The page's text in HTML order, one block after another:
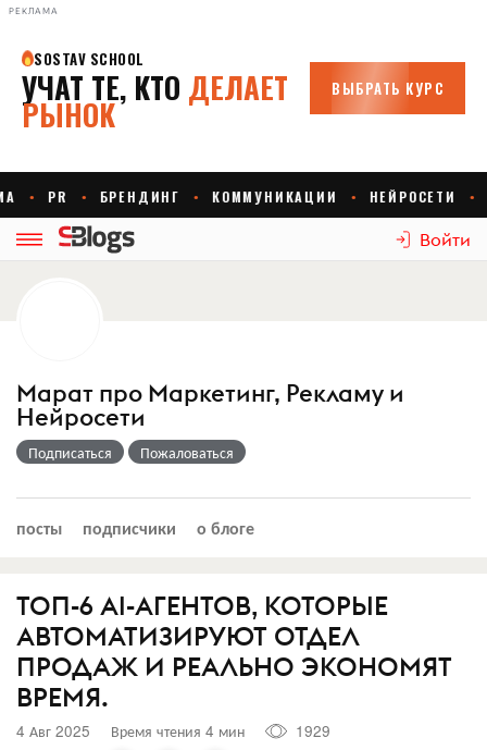
РЕКЛАМА
Войти
Марат про Маркетинг, Рекламу и
Нейросети
Подписаться Пожаловаться
посты подписчики о блоге
ТОП-6 AI-АГЕНТОВ, КОТОРЫЕ
АВТОМАТИЗИРУЮТ ОТДЕЛ
ПРОДАЖ И РЕАЛЬНО ЭКОНОМЯТ
ВРЕМЯ.
4 Авг 2025 Время чтения 4 мин
1929